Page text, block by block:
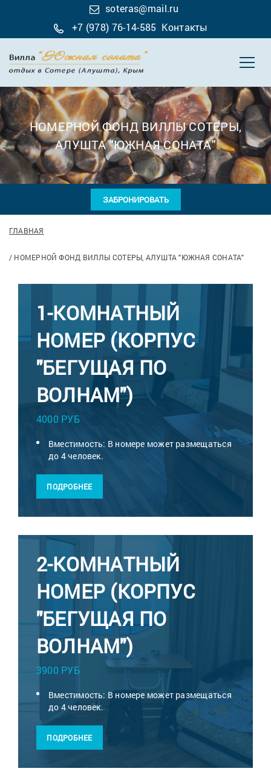
soteras@mail.ru
+7 (978) 76-14-585 Контакты
НОМЕРНОЙ ФОНД ВИЛЛЫ СОТЕРЫ,
АЛУШТА "ЮЖНАЯ СОНАТА"
ЗАБРОНИРОВАТЬ
ГЛАВНАЯ
НОМЕРНОЙ ФОНД ВИЛЛЫ СОТЕРЫ, АЛУШТА "ЮЖНАЯ СОНАТА"
1-КОМНАТНЫЙ
НОМЕР (КОРПУС
"БЕГУЩАЯ ПО
ВОЛНАМ")
4000 РУБ
Вместимость: В номере может размещаться
до 4 человек.
ПОДРОБНЕЕ
2-КОМНАТНЫЙ
НОМЕР (КОРПУС
"БЕГУЩАЯ ПО
ВОЛНАМ")
3900 РУБ
Вместимость: В номере может размещаться
до 4 человек.
ПОДРОБНЕЕ